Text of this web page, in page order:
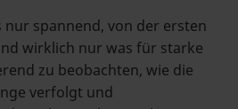
nur spannend, von der ersten
wirklich nur was für starke
zu beobachten, wie die
verfolgt und